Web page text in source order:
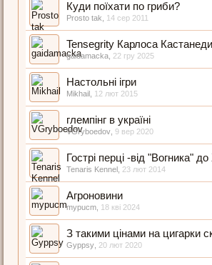
Куди поїхати по гриби?
Prosto tak 14 сер 2011
Tensegrity Карлоса Кастанеди
gaidamacka 22 гру 2025
Настольні ігри
Mikhail 12 лют 2015
глемпінг в україні
VGryboedov 9 вер 2020
Гострі перці -від "Вогника"
Tenaris Kennel 23 лют 2014
Агроновини
mypucm 18 кві 2024
З такими цінами на цигарки
Gyppsy 20 лют 2020